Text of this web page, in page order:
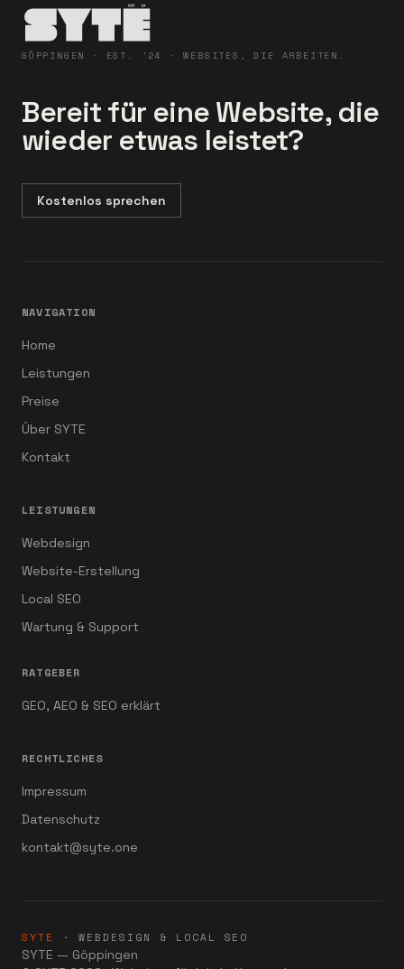
GÖPPINGEN · EST. '24 · WEBSITES, DIE ARBEITEN.
Bereit für eine Website, die
wieder etwas leistet?
Kostenlos sprechen
NAVIGATION
Home
Leistungen
Preise
Über SYTE
Kontakt
LEISTUNGEN
Webdesign
Website-Erstellung
Local SEO
Wartung & Support
RATGEBER
GEO, AEO & SEO erklärt
RECHTLICHES
Impressum
Datenschutz
kontakt@syte.one
SYTE · WEBDESIGN & LOCAL SEO
SYTE — Göppingen